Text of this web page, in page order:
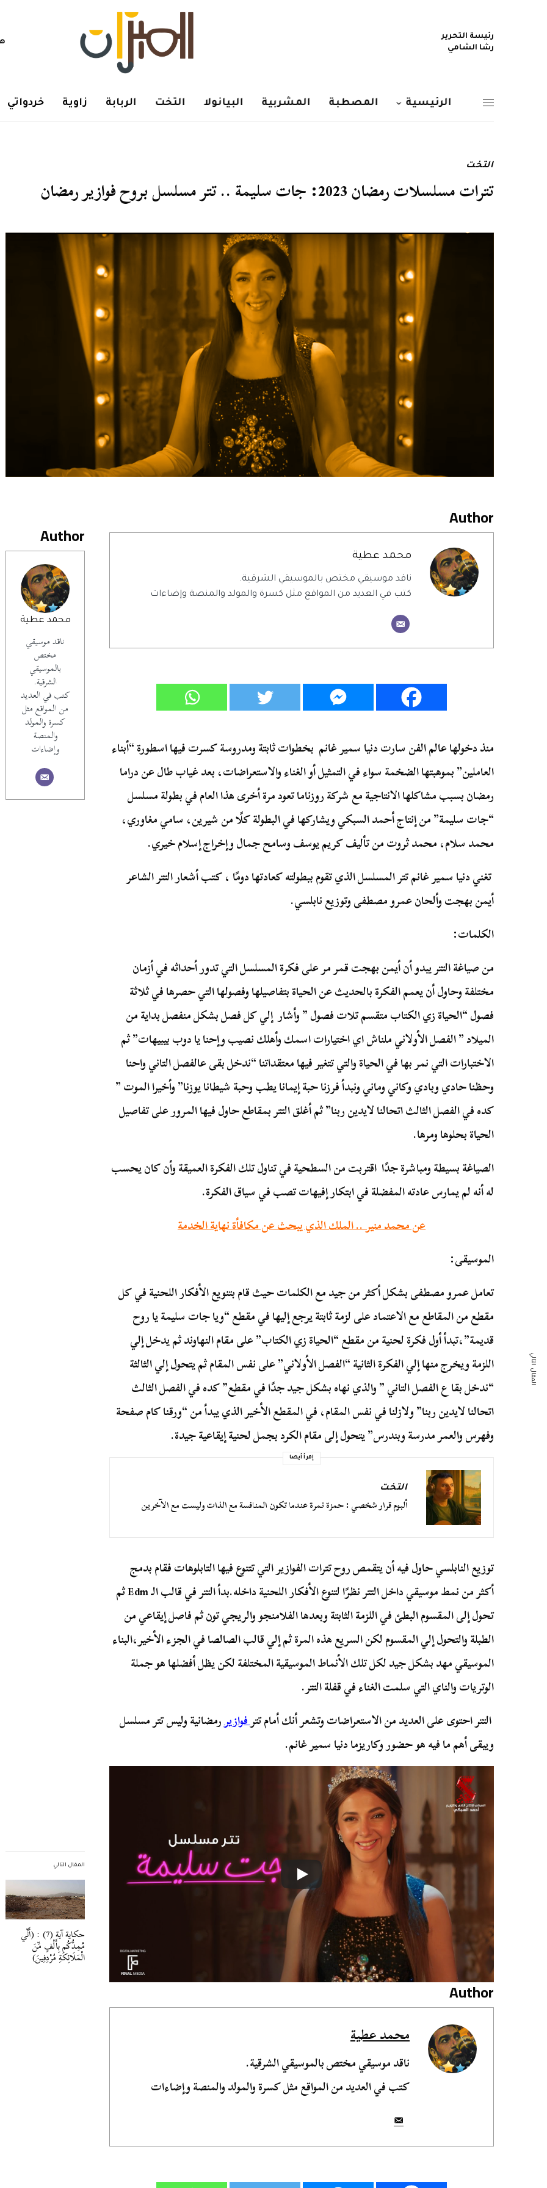
رئيسة التحرير
رشا الشامي
الرئيسية المصطبة المشربية البيانولا التخت الربابة زاوية خردواتي
التخت
تترات مسلسلات رمضان 2023: جات سليمة .. تتر مسلسل بروح فوازير رمضان
Author
محمد عطية
ناقد موسيقي
مختص
بالموسيقي
الشرقية.
كتب في العديد
من المواقع مثل
كسرة والمولد
والمنصة
وإضاءات
المقال التالي
حكاية آية (7) : (أَنِّي
مُمِدُّكُم بِأَلْفٍ مِّنَ
الْمَلَائِكَةِ مُرْدِفِينَ)
Author
محمد عطية
ناقد موسيقي مختص بالموسيقي الشرقية.
كتب في العديد من المواقع مثل كسرة والمولد والمنصة وإضاءات
منذ دخولها عالم الفن سارت دنيا سمير غانم بخطوات ثابتة ومدروسة كسرت فيها اسطورة “أبناء
العاملين” بموهبتها الضخمة سواء في التمثيل أو الغناء والاستعراضات، بعد غياب طال عن دراما
رمضان بسبب مشاكلها الانتاجية مع شركة روزناما تعود مرة أخرى هذا العام في بطولة مسلسل
“جات سليمة” من إنتاج أحمد السبكي ويشاركها في البطولة كلًا من شيرين، سامي مغاوري،
محمد سلام، محمد ثروت من تأليف كريم يوسف وسامح جمال وإخراج إسلام خيري.
تغني دنيا سمير غانم تتر المسلسل الذي تقوم ببطولته كعادتها دومًا ، كتب أشعار التتر الشاعر
أيمن بهجت وألحان عمرو مصطفى وتوزيع نابلسي.
الكلمات:
من صياغة التتر يبدو أن أيمن بهجت قمر مر على فكرة المسلسل التي تدور أحداثه في أزمان
مختلفة وحاول أن يعمم الفكرة بالحديث عن الحياة بتفاصيلها وفصولها التي حصرها في ثلاثة
فصول “الحياة زي الكتاب متقسم تلات فصول ” وأشار إلي كل فصل بشكل منفصل بداية من
الميلاد ” الفصل الأولاني ملناش اي اختيارات اسمك وأهلك نصيب وإحنا يا دوب بيبيهات” ثم
الاختبارات التي نمر بها في الحياة والتي تتغير فيها معتقداتنا “ندخل بقى عالفصل التاني واحنا
وحظنا حادي وبادي وكاني وماني ونبدأ فرزنا حبة إيمانا يطب وحبة شيطانا يوزنا” وأخيرا الموت ”
كده في الفصل الثالث اتحالنا لايدين ربنا” ثم أغلق التتر بمقاطع حاول فيها المرور على تفاصيل
الحياة بحلوها ومرها.
الصياغة بسيطة ومباشرة جدًا اقتربت من السطحية في تناول تلك الفكرة العميقة وأن كان يحسب
له أنه لم يمارس عادته المفضلة في ابتكار إفيهات تصب في سياق الفكرة.
عن محمد منير .. الملك الذي يبحث عن مكافأة نهاية الخدمة
الموسيقى:
تعامل عمرو مصطفى بشكل أكثر من جيد مع الكلمات حيث قام بتنويع الأفكار اللحنية في كل
مقطع من المقاطع مع الاعتماد على لزمة ثابتة يرجع إليها في مقطع “ويا جات سليمة يا روح
قديمة”،تبدأ أول فكرة لحنية من مقطع “الحياة زي الكتاب” على مقام النهاوند ثم يدخل إلي
اللزمة ويخرج منها إلي الفكرة الثانية “الفصل الأولاني” على نفس المقام ثم يتحول إلي الثالثة
“ندخل بقا ع الفصل التاني ” والذي نهاه بشكل جيد جدًا في مقطع” كده في الفصل الثالث
اتحالنا لايدين ربنا” ولازلنا في نفس المقام، في المقطع الأخير الذي يبدأ من “ورقنا كام صفحة
وفهرسوالعمر مدرسة وبندرس” يتحول إلى مقام الكرد بجمل لحنية إيقاعية جيدة.
إقرأ أيضا
التخت
ألبوم قرار شخصي : حمزة نمرة عندما تكون المنافسة مع الذات وليست مع الآخرين
توزيع النابلسي حاول فيه أن يتقمص روح تترات الفوازير التي تتنوع فيها التابلوهات فقام بدمج
أكثر من نمط موسيقي داخل التتر نظرًا لتنوع الأفكار اللحنية داخله.
بدأ التتر في قالب الـ Edm ثم
تحول إلى المقسوم البطئ في اللزمة الثابتة وبعدها الفلامنجو والريجي تون ثم فاصل إيقاعي من
الطبلة والتحول إلي المقسوم لكن السريع هذه المرة ثم إلي قالب الصالصا في الجزء الأخير،البناء
الموسيقي مهد بشكل جيد لكل تلك الأنماط الموسيقية المختلفة لكن يظل أفضلها هو جملة
الوتريات والناي التي سلمت الغناء في قفلة التتر.
التتر احتوى على العديد من الاستعراضات وتشعر أنك أمام تترفوازيررمضانية وليس تتر مسلسل
ويبقى أهم ما فيه هو حضور وكاريزما دنيا سمير غانم.
Author
محمد عطية
ناقد موسيقي مختص بالموسيقي الشرقية.
كتب في العديد من المواقع مثل كسرة والمولد والمنصة وإضاءات
المقال التالي